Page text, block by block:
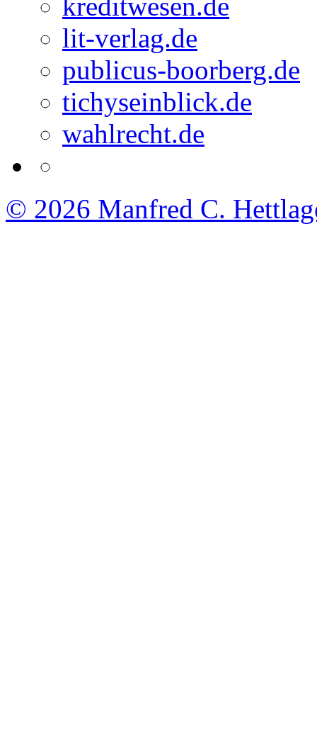
kreditwesen.de
lit-verlag.de
publicus-boorberg.de
tichyseinblick.de
wahlrecht.de
© 2026 Manfred C.